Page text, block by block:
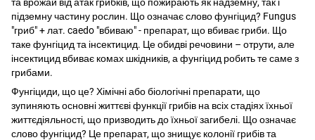
підземну частину рослин. Що означає слово фунгіцид? Fungus
"гриб" + лат. caedo "вбиваю" - препарат, що вбиває гриби. Що
таке фунгіцид та інсектицид. Це обидві речовини – отрути, але
інсектицид вбиває комах шкідників, а фунгіцид робить те саме з
грибами.
Фунгіциди, що це? Хімічні або біологічні препарати, що
зупиняють основні життєві функції грибів на всіх стадіях їхньої
життєдіяльності, що призводить до їхньої загибелі. Що означає
слово фунгіцид? Це препарат, що знищує колонії грибів та